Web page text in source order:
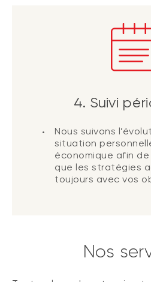
4. Suivi
Nous suivons
situation
économique afin
que les stratégies
toujours avec vos
Nos